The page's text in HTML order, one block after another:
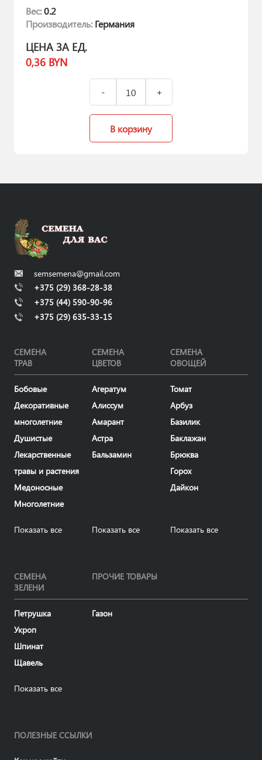
Вес:0.2
Производитель:Германия
ЦЕНА ЗА ЕД.
0,36 BYN
В корзину
semsemena@gmail.com
+375 (29) 368-28-38
+375 (44) 590-90-96
+375 (29) 635-33-15
СЕМЕНА
ТРАВ
СЕМЕНА
ЦВЕТОВ
СЕМЕНА
ОВОЩЕЙ
Бобовые
Декоративные
многолетние
Душистые
Лекарственные
травы и растения
Медоносные
Многолетние
Показать все
Агератум
Алиссум
Амарант
Астра
Бальзамин
Показать все
Томат
Арбуз
Базилик
Баклажан
Брюква
Горох
Дайкон
Показать все
СЕМЕНА
ЗЕЛЕНИ
ПРОЧИЕ ТОВАРЫ
Петрушка
Укроп
Шпинат
Щавель
Показать все
Газон
ПОЛЕЗНЫЕ ССЫЛКИ